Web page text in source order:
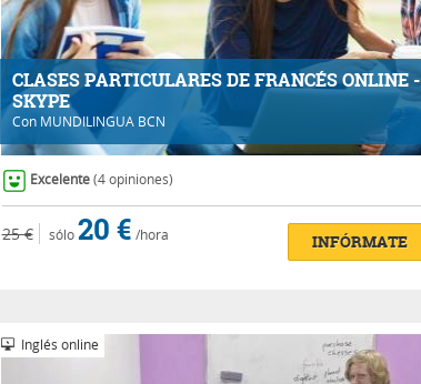
CLASES PARTICULARES DE FRANCÉS ONLINE -
SKYPE
Con MUNDILINGUA BCN
Excelente (4 opiniones)
25 € sólo20 € /hora INFÓRMATE
Inglés online